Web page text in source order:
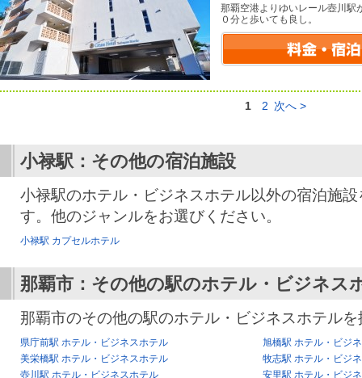
那覇空港よりゆいレール壺川駅
０分と歩いても良し。
1 2 次へ >
小禄駅：その他の宿泊施設
小禄駅のホテル・ビジネスホテル以外の宿泊施
す。他のジャンルをお選びください。
小禄駅 カプセルホテル
那覇市：その他の駅のホテル・ビジネス
那覇市のその他の駅のホテル・ビジネスホテル
県庁前駅 ホテル・ビジネスホテル
旭橋駅 ホテル・ビジ
美栄橋駅 ホテル・ビジネスホテル
牧志駅 ホテル・ビジ
壺川駅 ホテル・ビジネスホテル
安里駅 ホテル・ビジ